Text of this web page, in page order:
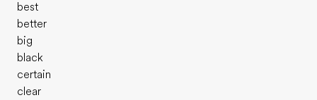
best
better
big
black
certain
clear